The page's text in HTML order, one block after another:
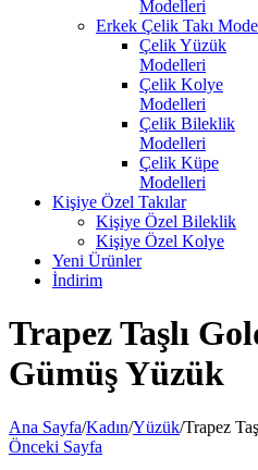
Modelleri
Erkek Çelik Takı
Çelik Yüzük
Modelleri
Çelik Kolye
Modelleri
Çelik Bileklik
Modelleri
Çelik Küpe
Modelleri
Kişiye Özel Takılar
Kişiye Özel Bileklik
Kişiye Özel Kolye
Yeni Ürünler
İndirim
Trapez Taşlı
Gümüş Yüzük
Ana Sayfa/Kadın/Yüzük/Trapez
Önceki Sayfa